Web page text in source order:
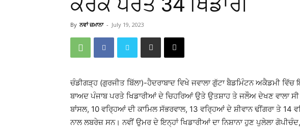
By ਨਵਾਂ ਜ਼ਮਾਨਾ - July 19, 2023
ਚੰਡੀਗੜ੍ਹ (ਗੁਰਜੀਤ ਬਿੱਲਾ)-ਹੈਦਰਾਬਾਦ ਵਿਖੇ ਜਵਾਲਾ ਗੁੱਟਾ ਬੈਡਮਿੰਟਨ ਅਕੈਡਮੀ
ਬਾਅਦ ਪੰਜਾਬ ਪਰਤੇ ਖਿਡਾਰੀਆਂ ਦੇ ਚਿਹਰਿਆਂ ਉਤੇ ਉਤਸ਼ਾਹ ਤੇ ਜਲੌਅ ਦੇਖਣ ਵਾਲਾ
ਬਾਂਸਲ, 10 ਵਰ੍ਹਿਆਂ ਦੀ ਕਾਮਿਲ ਸੱਭਰਵਾਲ, 13 ਵਰ੍ਹਿਆਂ ਦੇ ਸ਼ੀਵਾਨ ਢੀਂਗਰਾ ਤੇ
ਨਾਲ ਲਬਰੇਜ਼ ਸਨ। ਨਵੀਂ ਉਮਰ ਦੇ ਇਨ੍ਹਾਂ ਖਿਡਾਰੀਆਂ ਦਾ ਨਿਸ਼ਾਨਾ ਹੁਣ ਪੁਲੇਲਾ ਗੋਪੀਚੰਦ,